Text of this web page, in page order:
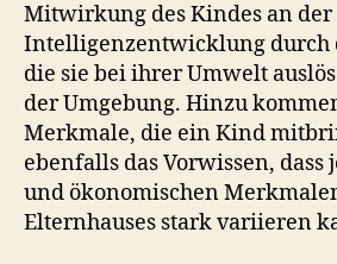
Mitwirkung des Kindes an
Intelligenzentwicklung durch
die sie bei ihrer Umwelt
der Umgebung. Hinzu
Merkmale, die ein Kind
ebenfalls das Vorwissen, dass
und ökonomischen
Elternhauses stark variieren